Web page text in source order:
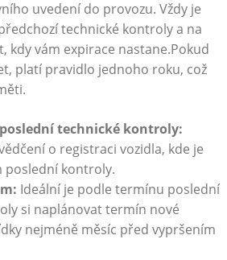
uvedení do provozu. Vždy je
technické kontroly a na
kdy vám expirace nastane.Pokud
platí pravidlo jednoho roku, což
technické kontroly:
o registraci vozidla, kde je
poslední kontroly.
Ideální je podle termínu poslední
si naplánovat termín nové
nejméně měsíc před vypršením